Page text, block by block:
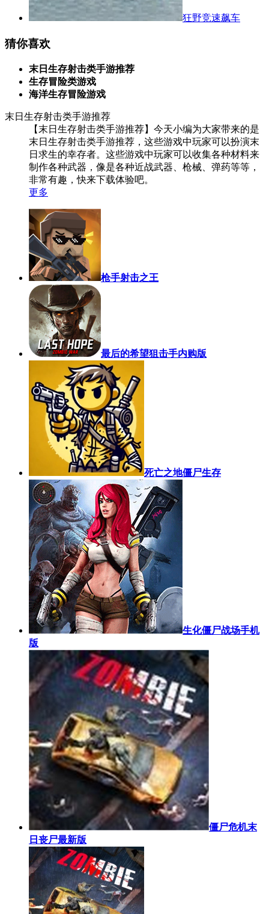
狂野竞速飙车
猜你喜欢
末日生存射击类手游推荐
生存冒险类游戏
海洋生存冒险游戏
末日生存射击类手游推荐
【末日生存射击类手游推荐】今天小编为大家带来的是
末日生存射击类手游推荐，这些游戏中玩家可以扮演末
日求生的幸存者。这些游戏中玩家可以收集各种材料来
制作各种武器，像是各种近战武器、枪械、弹药等等，
非常有趣，快来下载体验吧。
更多
枪手射击之王
最后的希望狙击手内购版
死亡之地僵尸生存
生化僵尸战场手机
版
僵尸危机末
日丧尸最新版